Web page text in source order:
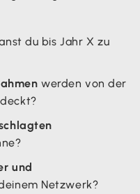
du bis Jahr X zu
werden von der
und
Netzwerk?